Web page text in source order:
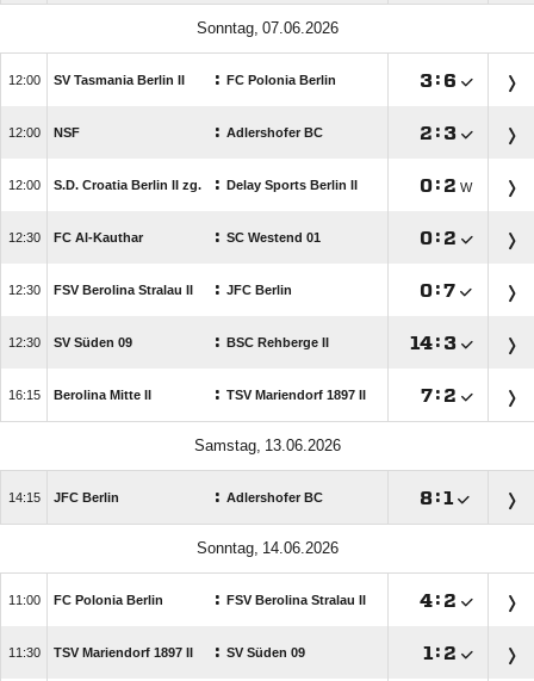
 
 SV Tasmania Berlin II : FC Polonia Berlin : 
 NSF : Adlershofer BC  : 
 S.D. Croatia Berlin II zg. : Delay Sports Berlin II :  W
 FC Al-Kauthar : SC Westend 01 : 
 FSV Berolina Stralau II : JFC Berlin :
 SV Süden 09 : BSC Rehberge II : 
 Berolina Mitte II : TSV Mariendorf 1897 II : 
 
 JFC Berlin : Adlershofer BC :
 
 FC Polonia Berlin : FSV Berolina Stralau II : 
 TSV Mariendorf 1897 II : SV Süden 09  : 